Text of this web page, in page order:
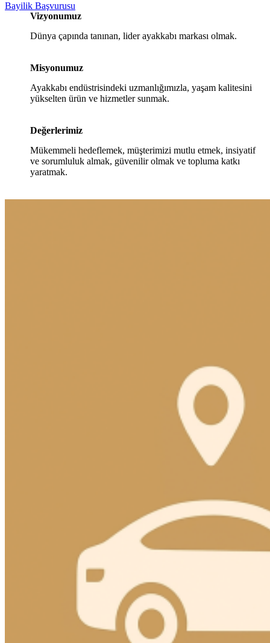
Bayilik Başvurusu
Vizyonumuz
Dünya çapında tanınan, lider ayakkabı markası olmak.
Misyonumuz
Ayakkabı endüstrisindeki uzmanlığımızla, yaşam kalitesini
yükselten ürün ve hizmetler sunmak.
Değerlerimiz
Mükemmeli hedeflemek, müşterimizi mutlu etmek, insiyatif
ve sorumluluk almak, güvenilir olmak ve topluma katkı
yaratmak.